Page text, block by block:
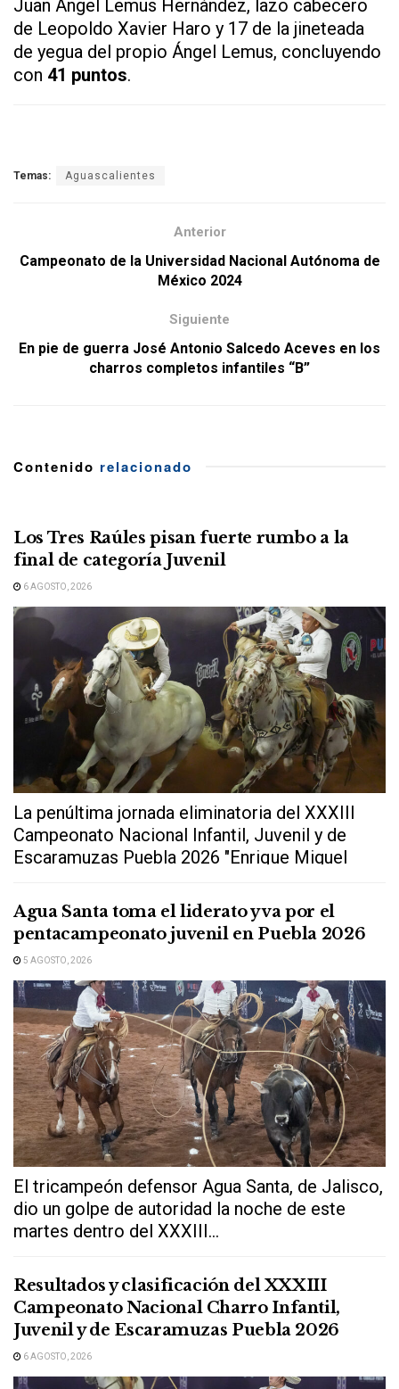
Juan Ángel Lemus Hernández, lazo cabecero
de Leopoldo Xavier Haro y 17 de la jineteada
de yegua del propio Ángel Lemus, concluyendo
con 41 puntos.
Temas: Aguascalientes
Anterior
Campeonato de la Universidad Nacional Autónoma de
México 2024
Siguiente
En pie de guerra José Antonio Salcedo Aceves en los
charros completos infantiles “B”
Contenido relacionado
Los Tres Raúles pisan fuerte rumbo a la
final de categoría Juvenil
6 AGOSTO, 2026
La penúltima jornada eliminatoria del XXXIII
Campeonato Nacional Infantil, Juvenil y de
Escaramuzas Puebla 2026 "Enrique Miguel
Agua Santa toma el liderato y va por el
pentacampeonato juvenil en Puebla 2026
5 AGOSTO, 2026
El tricampeón defensor Agua Santa, de Jalisco,
dio un golpe de autoridad la noche de este
martes dentro del XXXIII...
Resultados y clasificación del XXXIII
Campeonato Nacional Charro Infantil,
Juvenil y de Escaramuzas Puebla 2026
6 AGOSTO, 2026